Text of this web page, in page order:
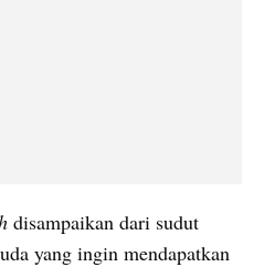
disampaikan dari sudut
yang ingin mendapatkan